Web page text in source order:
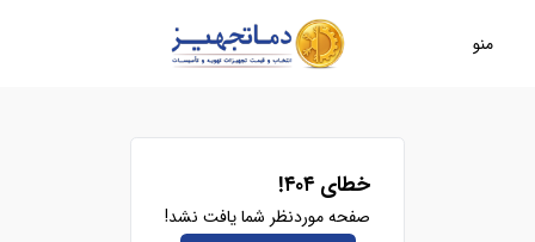
منو
خطای ۴۰۴!
صفحه موردنظر شما یافت نشد!